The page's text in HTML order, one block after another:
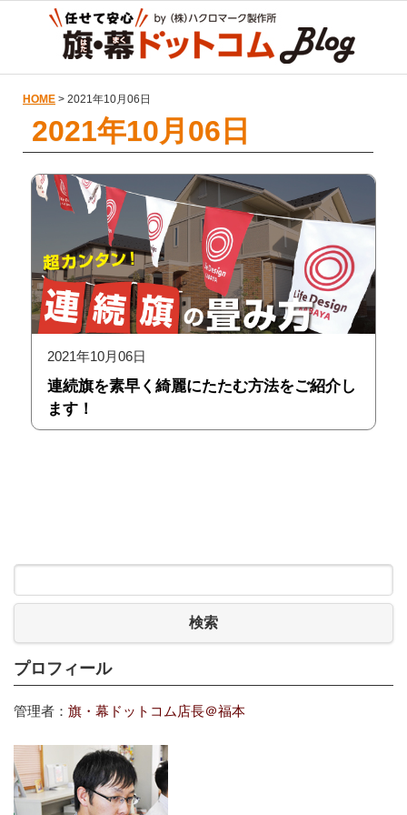
HOME > 2021年10月06日
2021年10月06日
2021年10月06日
連続旗を素早く綺麗にたたむ方法をご紹介し
ます！
検索
プロフィール
管理者： 旗・幕ドットコム店長＠福本